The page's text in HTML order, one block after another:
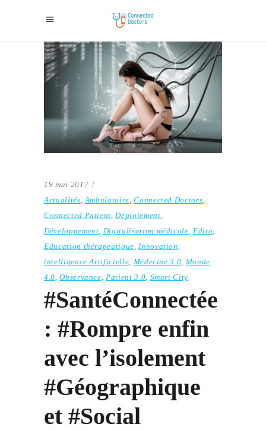
19 mai 2017
Actualités Ambulatoire ,Connected Doctors
Connected Patient Déploiement
Développement Digitalisation médicale Edito
Education thérapeutique Innovation
intelligence Artificielle Médecine 3.0 Monde
4.0 ,Observance Patient 3.0 Smart City
#SantéConnectée
: #Rompre enfin
avec l’isolement
#Géographique
et #Social